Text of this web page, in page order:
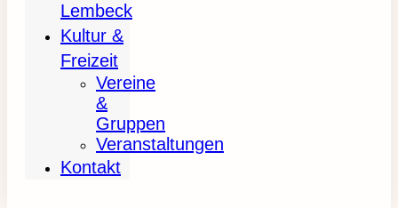
Lembeck
Kultur &
Freizeit
Vereine
&
Gruppen
Veranstaltungen
Kontakt